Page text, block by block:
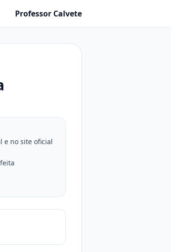
Professor Calvete
e no site oficial